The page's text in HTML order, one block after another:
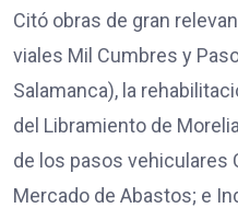
Citó obras de gran
viales Mil Cumbres y
Salamanca), la
del Libramiento de
de los pasos vehiculares
Mercado de Abastos; e